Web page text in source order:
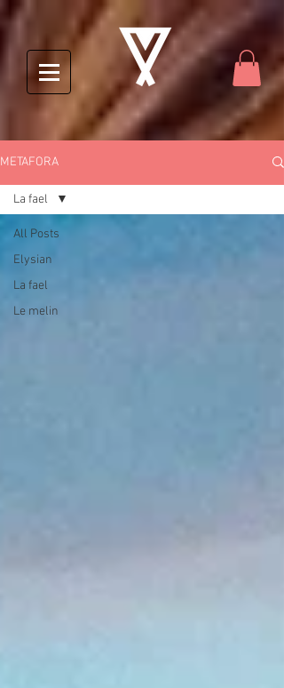
METAFORA
All Posts
Elysian
La fael
Le melin
La fael